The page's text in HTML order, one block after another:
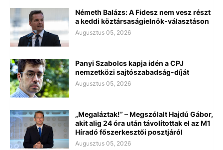
Németh Balázs: A Fidesz nem vesz részt
a keddi köztársaságielnök-választáson
Augusztus 05, 2026
Panyi Szabolcs kapja idén a CPJ
nemzetközi sajtószabadság-díját
Augusztus 05, 2026
„Megaláztak!” – Megszólalt Hajdú Gábor,
akit alig 24 óra után távolítottak el az M1
Híradó főszerkesztői posztjáról
Augusztus 05, 2026